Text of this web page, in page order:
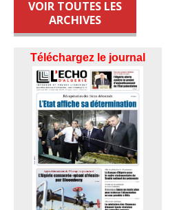
VOIR TOUTES LES
ARCHIVES